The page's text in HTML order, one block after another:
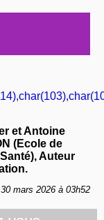
et Antoine
(Ecole de
Auteur
mars 2026 à 03h52